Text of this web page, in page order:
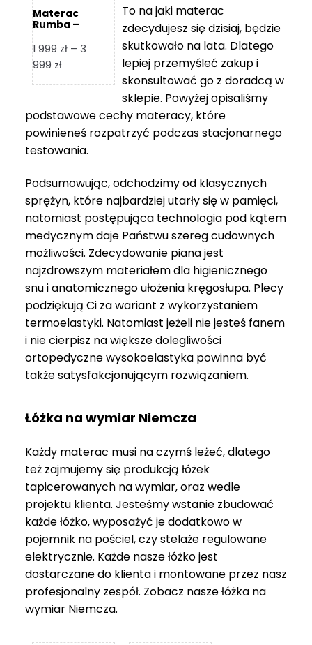
Materac
Rumba –
1 999 zł – 3
999 złZakres
1
999 zł
do
To na jaki materac
zdecydujesz się dzisiaj, będzie
skutkowało na lata. Dlatego
lepiej przemyśleć zakup i
skonsultować go z doradcą w
sklepie. Powyżej opisaliśmy
podstawowe cechy materacy, które
powinieneś rozpatrzyć podczas stacjonarnego
testowania.
Podsumowując, odchodzimy od klasycznych
sprężyn, które najbardziej utarły się w pamięci,
natomiast postępująca technologia pod kątem
medycznym daje Państwu szereg cudownych
możliwości. Zdecydowanie piana jest
najzdrowszym materiałem dla higienicznego
snu i anatomicznego ułożenia kręgosłupa. Plecy
podziękują Ci za wariant z wykorzystaniem
termoelastyki. Natomiast jeżeli nie jesteś fanem
i nie cierpisz na większe dolegliwości
ortopedyczne wysokoelastyka powinna być
także satysfakcjonującym rozwiązaniem.
Łóżka na wymiar Niemcza
Każdy materac musi na czymś leżeć, dlatego
też zajmujemy się produkcją łóżek
tapicerowanych na wymiar, oraz wedle
projektu klienta. Jesteśmy wstanie zbudować
każde łóżko, wyposażyć je dodatkowo w
pojemnik na pościel, czy stelaże regulowane
elektrycznie. Każde nasze łóżko jest
dostarczane do klienta i montowane przez nasz
profesjonalny zespół. Zobacz naszełóżka na
wymiar Niemcza.